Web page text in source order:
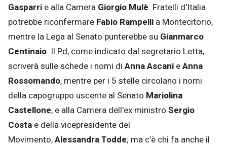
Gasparri e alla Camera Giorgio Mulè. Fratelli d'Italia
potrebbe riconfermare Fabio Rampelli a Montecitorio,
mentre la Lega al Senato punterebbe su Gianmarco
Centinaio. Il Pd, come indicato dal segretario Letta,
scriverà sulle schede i nomi di Anna Ascani eAnna
Rossomando, mentre per i 5 stelle circolano i nomi
della capogruppo uscente al Senato Mariolina
Castellone, e alla Camera dell'ex ministro Sergio
Costa e della vicepresidente del
Movimento,Alessandra Todde; ma c’è chi fa anche il